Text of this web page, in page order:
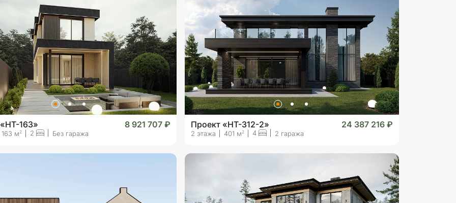
163» 8 921 707 ₽
163 м2 2 Без гаража
Проект «HT-312-2» 24 387 216 ₽
2 этажа 401 м2 4 2 гаража